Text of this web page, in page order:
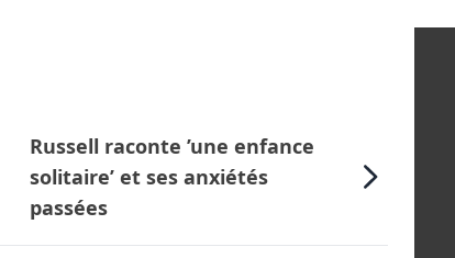
Russell raconte ’une enfance
solitaire’ et ses anxiétés
passées